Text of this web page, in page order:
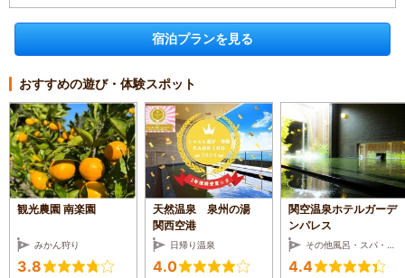
宿泊プランを見る
おすすめの遊び・体験スポット
観光農園 南楽園
みかん狩り
3.8
天然温泉 泉州の湯
関西空港
日帰り温泉
4.0
関空温泉ホテルガーデ
ンパレス
4.4